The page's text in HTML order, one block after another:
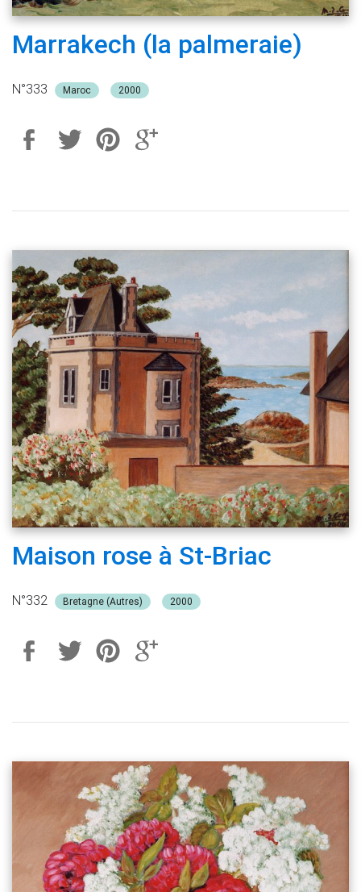
Marrakech (la palmeraie)
N°333 Maroc 2000
Maison rose à St-Briac
N°332 Bretagne (Autres) 2000